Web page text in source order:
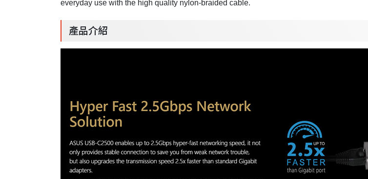
everyday use with the high quality nylon-braided cable.
產品介紹